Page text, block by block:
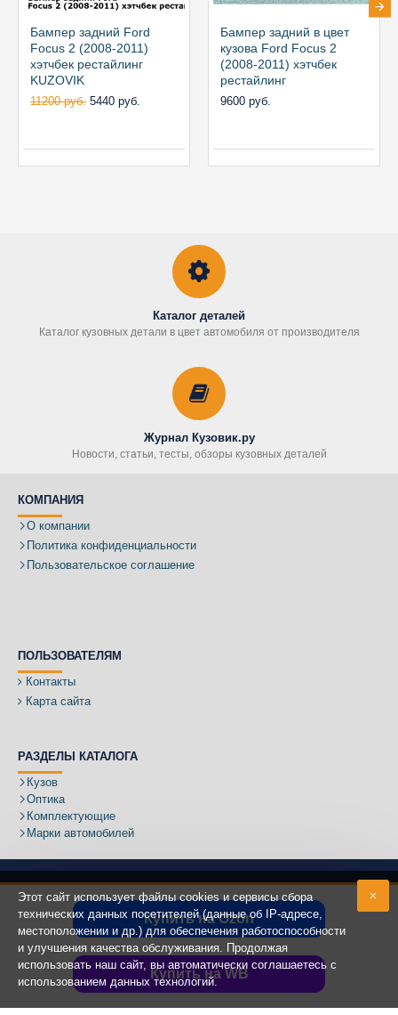
Купить на Ozon
Купить на WB
Бампер задний Ford
Focus 2 (2008-2011)
хэтчбек рестайлинг
KUZOVIK
11200 руб. 5440 руб.
Бампер задний в цвет
кузова Ford Focus 2
(2008-2011) хэтчбек
рестайлинг
9600 руб.
Каталог деталей
Каталог кузовных детали в цвет автомобиля от производителя
Журнал Кузовик.ру
Новости, статьи, тесты, обзоры кузовных деталей
КОМПАНИЯ
О компании
Политика конфиденциальности
Пользовательское соглашение
ПОЛЬЗОВАТЕЛЯМ
Контакты
Карта сайта
РАЗДЕЛЫ КАТАЛОГА
Кузов
Оптика
Комплектующие
Марки автомобилей
Адрес:
Copyright ©2020 - 2025КУЗОВИК.РУ
Этот сайт использует файлы cookies и сервисы сбора
технических данных посетителей (данные об IP-адресе,
местоположении и др.) для обеспечения работоспособности
и улучшения качества обслуживания. Продолжая
использовать наш сайт, вы автоматически соглашаетесь с
использованием данных технологий.